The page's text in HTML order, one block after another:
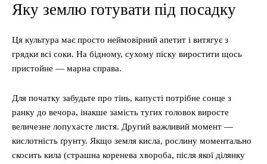
Яку землю готувати під посадку
Ця культура має просто неймовірний апетит і витягує з
грядки всі соки. На бідному, сухому піску виростити щось
пристойне — марна справа.
Для початку забудьте про тінь, капусті потрібне сонце з
ранку до вечора, інакше замість тугих головок виросте
величезне лопухасте листя. Другий важливий момент —
кислотність ґрунту. Якщо земля кисла, рослину моментально
скосить кила (страшна коренева хвороба, після якої ділянку